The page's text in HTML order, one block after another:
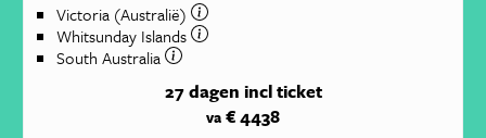
Victoria (Australië)
Whitsunday Islands
South Australia
27 dagen incl ticket
va € 4438